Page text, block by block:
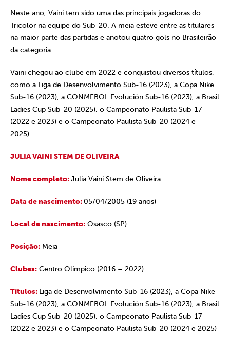
Neste ano, Vaini tem sido uma das principais jogadoras do
Tricolor na equipe do Sub-20. A meia esteve entre as titulares
na maior parte das partidas e anotou quatro gols no Brasileirão
da categoria.
Vaini chegou ao clube em 2022 e conquistou diversos títulos,
como a Liga de Desenvolvimento Sub-16 (2023), a Copa Nike
Sub-16 (2023), a CONMEBOL Evolución Sub-16 (2023), a Brasil
Ladies Cup Sub-20 (2025), o Campeonato Paulista Sub-17
(2022 e 2023) e o Campeonato Paulista Sub-20 (2024 e
2025).
JULIA VAINI STEM DE OLIVEIRA
Nome completo:Julia Vaini Stem de Oliveira
Data de nascimento:05/04/2005 (19 anos)
Local de nascimento: Osasco (SP)
Posição: Meia
Clubes: Centro Olímpico (2016 – 2022)
Títulos: Liga de Desenvolvimento Sub-16 (2023), a Copa Nike
Sub-16 (2023), a CONMEBOL Evolución Sub-16 (2023), a Brasil
Ladies Cup Sub-20 (2025), o Campeonato Paulista Sub-17
(2022 e 2023) e o Campeonato Paulista Sub-20 (2024 e 2025)